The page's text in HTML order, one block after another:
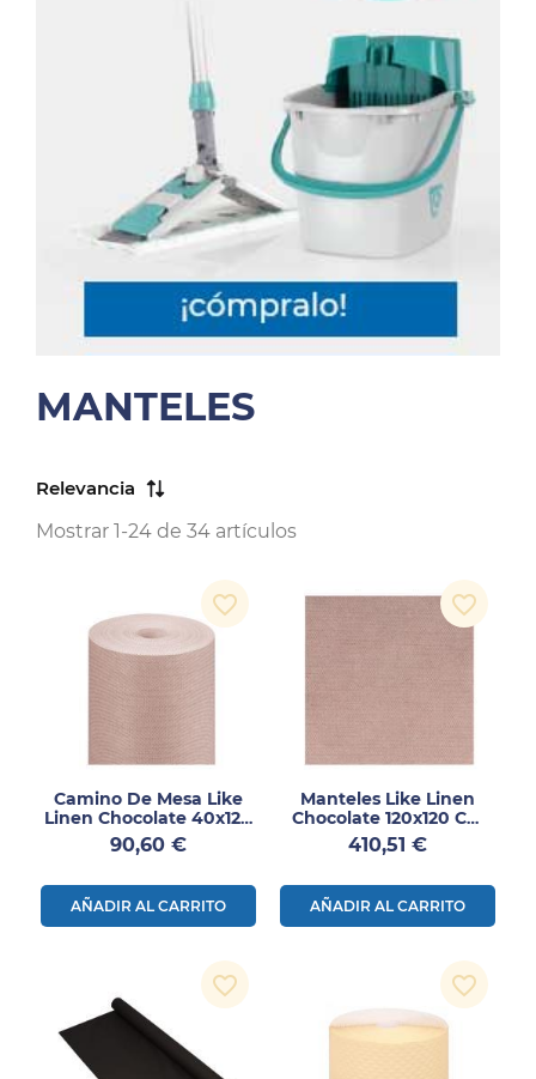
MANTELES
Relevancia
Mostrar 1-24 de 34 artículos
Camino De Mesa Like
Linen Chocolate 40x120
Cm Precortado
Precio
90,60 €
AÑADIR AL CARRITO
favorite_border
Manteles Like Linen
Chocolate 120x120 Cm
Spunlace 200 Uds
Precio
410,51 €
AÑADIR AL CARRITO
favorite_border
favorite_border favorite_border